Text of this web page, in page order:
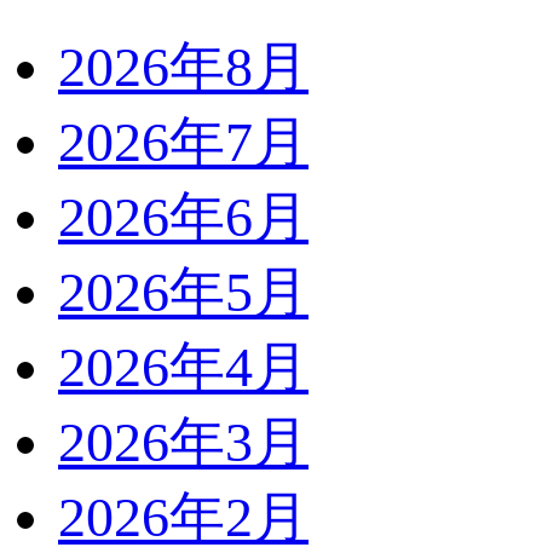
2026年8月
2026年7月
2026年6月
2026年5月
2026年4月
2026年3月
2026年2月